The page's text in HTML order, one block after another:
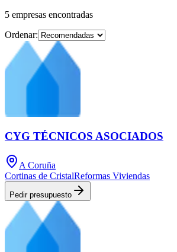
5 empresas encontradas
Ordenar:
CYG TÉCNICOS ASOCIADOS
A Coruña
Cortinas de CristalReformas Viviendas
Pedir presupuesto